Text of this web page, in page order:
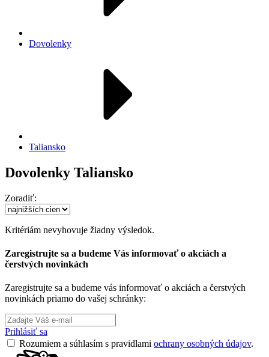
Dovolenky
Taliansko
Dovolenky Taliansko
Zoradiť:
Kritériám nevyhovuje žiadny výsledok.
Zaregistrujte sa a budeme Vás informovať o akciách a
čerstvých novinkách
Zaregistrujte sa a budeme vás informovať o akciách a čerstvých
novinkách priamo do vašej schránky:
Prihlásiť sa
Rozumiem a súhlasím s pravidlami ochrany osobných údajov.